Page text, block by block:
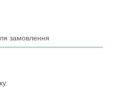
замовлення